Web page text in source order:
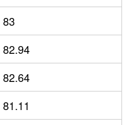
83
82.94
82.64
81.11